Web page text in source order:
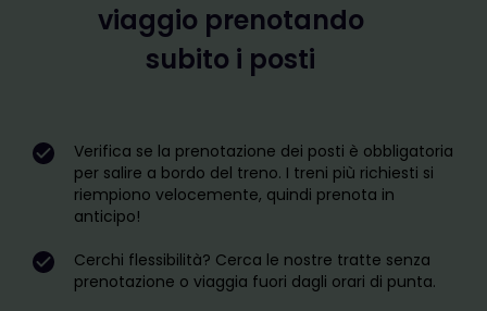
viaggio prenotando
subito i posti
Verifica se la prenotazione dei posti è obbligatoria
per salire a bordo del treno. I treni più richiesti si
riempiono velocemente, quindi prenota in
anticipo!
Cerchi flessibilità? Cerca le nostre tratte senza
prenotazione o viaggia fuori dagli orari di punta.